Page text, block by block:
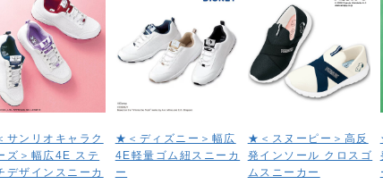
サンリオキャラク
ズ＞幅広4E ステ
デザインスニーカ
★＜ディズニー＞幅広
4E軽量ゴム紐スニーカ
ー
★＜スヌーピー＞高反
発インソール クロスゴ
ムスニーカー